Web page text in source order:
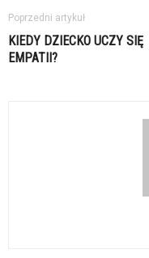
Poprzedni artykuł
KIEDY DZIECKO UCZY SIĘ
EMPATII?